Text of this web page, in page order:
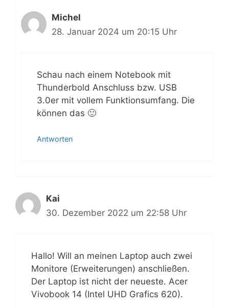
Michel
28. Januar 2024 um 20:15 Uhr
Schau nach einem Notebook mit
Thunderbold Anschluss bzw. USB
3.0er mit vollem Funktionsumfang. Die
können das 🙂
Antworten
Kai
30. Dezember 2022 um 22:58 Uhr
Hallo! Will an meinen Laptop auch zwei
Monitore (Erweiterungen) anschließen.
Der Laptop ist nicht der neueste. Acer
Vivobook 14 (Intel UHD Grafics 620).